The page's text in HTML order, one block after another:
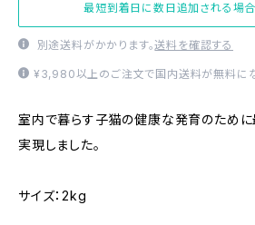
最短到着日に数日追加される場合
別途送料がかかります。送料を確認する
¥3,980以上のご注文で国内送料が無料にな
室内で暮らす子猫の健康な発育のため
実現しました。
サイズ：2kg